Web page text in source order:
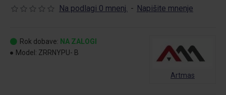
Na podlagi 0 mnenj. - Napišite mnenje
Rok dobave: NA ZALOGI
Model: ZRRNYPU- B
Artmas